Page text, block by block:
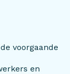
voorgaande
en